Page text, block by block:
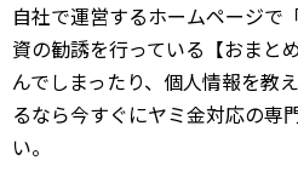
自社で運営するホームページで
資の勧誘を行っている【おまと
んでしまったり、個人情報を教
るなら今すぐにヤミ金対応の専
い。